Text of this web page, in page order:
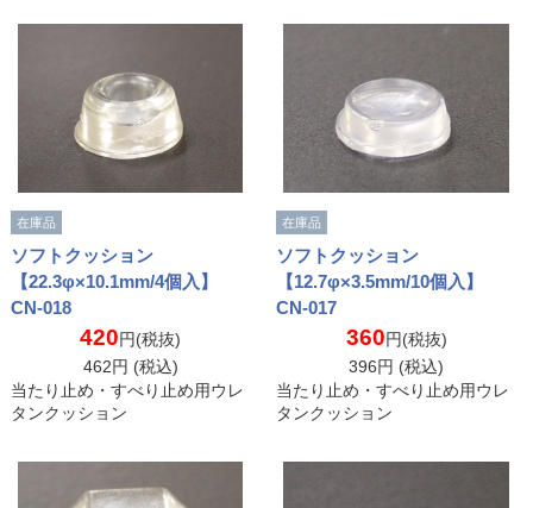
在庫品
ソフトクッション
【22.3φ×10.1mm/4個入】
CN-018
420円(税抜)
462円 (税込)
当たり止め・すべり止め用ウレ
タンクッション
在庫品
ソフトクッション
【12.7φ×3.5mm/10個入】
CN-017
360円(税抜)
396円 (税込)
当たり止め・すべり止め用ウレ
タンクッション